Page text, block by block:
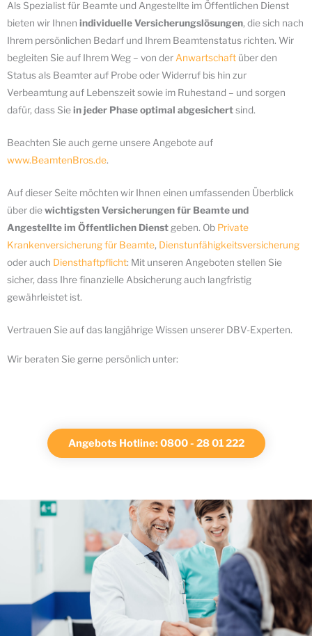
Als Spezialist für Beamte und Angestellte im Öffentlichen Dienst
bieten wir Ihnen individuelle Versicherungslösungen, die sich nach
Ihrem persönlichen Bedarf und Ihrem Beamtenstatus richten. Wir
begleiten Sie auf Ihrem Weg – von derAnwartschaft über den
Status als Beamter auf Probe oder Widerruf bis hin zur
Verbeamtung auf Lebenszeit sowie im Ruhestand – und sorgen
dafür, dass Siein jeder Phase optimal abgesichertsind.
Beachten Sie auch gerne unsere Angebote auf
www.BeamtenBros.de.
Auf dieser Seite möchten wir Ihnen einen umfassenden Überblick
über diewichtigsten Versicherungen für Beamte und
Angestellte im Öffentlichen Dienst geben. Ob Private
Krankenversicherung für Beamte, Dienstunfähigkeitsversicherung
oder auch Diensthaftpflicht: Mit unseren Angeboten stellen Sie
sicher, dass Ihre finanzielle Absicherung auch langfristig
gewährleistet ist.
Vertrauen Sie auf das langjährige Wissen unserer DBV-Experten.
Wir beraten Sie gerne persönlich unter:
Angebots Hotline: 0800 - 28 01 222